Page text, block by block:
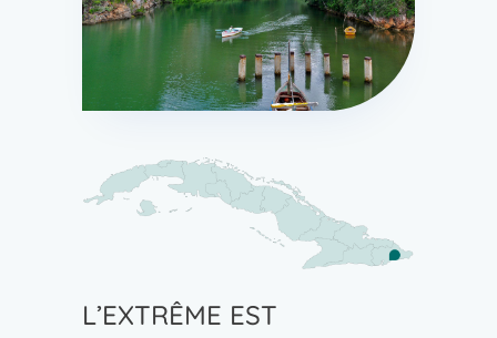
L’EXTRÊME EST